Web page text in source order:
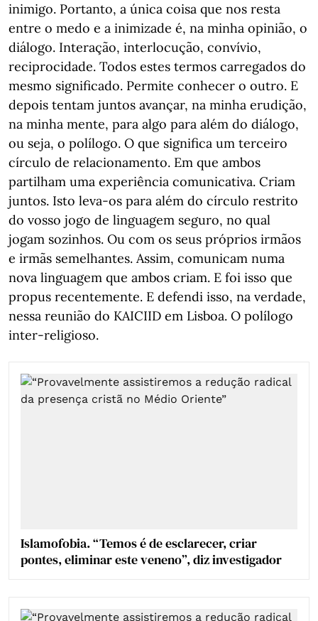
inimigo. Portanto, a única coisa que nos resta
entre o medo e a inimizade é, na minha opinião, o
diálogo. Interação, interlocução, convívio,
reciprocidade. Todos estes termos carregados do
mesmo significado. Permite conhecer o outro. E
depois tentam juntos avançar, na minha erudição,
na minha mente, para algo para além do diálogo,
ou seja, o polílogo. O que significa um terceiro
círculo de relacionamento. Em que ambos
partilham uma experiência comunicativa. Criam
juntos. Isto leva-os para além do círculo restrito
do vosso jogo de linguagem seguro, no qual
jogam sozinhos. Ou com os seus próprios irmãos
e irmãs semelhantes. Assim, comunicam numa
nova linguagem que ambos criam. E foi isso que
propus recentemente. E defendi isso, na verdade,
nessa reunião do KAICIID em Lisboa. O polílogo
inter-religioso.
Islamofobia. “Temos é de esclarecer, criar
pontes, eliminar este veneno”, diz investigador